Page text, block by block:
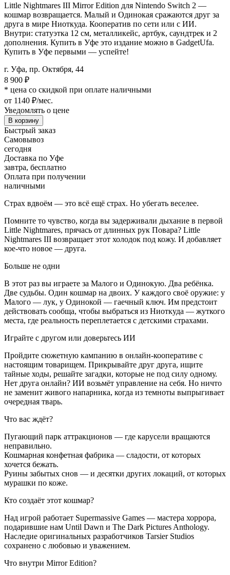
Little Nightmares III Mirror Edition для Nintendo Switch 2 —
кошмар возвращается. Малый и Одинокая сражаются друг за
друга в мире Ниоткуда. Кооператив по сети или с ИИ.
Внутри: статуэтка 12 см, металликейс, артбук, саундтрек и 2
дополнения. Купить в Уфе это издание можно в GadgetUfa.
Купить в Уфе первыми — успейте!
г. Уфа, пр. Октября, 44
8 900 ₽
* цена со скидкой при оплате наличными
от 1140 ₽/мес.
Уведомлять о цене
В корзину
Быстрый заказ
Самовывоз
сегодня
Доставка по Уфе
завтра, бесплатно
Оплата при получении
наличными
Страх вдвоём — это всё ещё страх. Но убегать веселее.
Помните то чувство, когда вы задерживали дыхание в первой
Little Nightmares, прячась от длинных рук Повара? Little
Nightmares III возвращает этот холодок под кожу. И добавляет
кое-что новое — друга.
Больше не одни
В этот раз вы играете за Малого и Одинокую. Два ребёнка.
Две судьбы. Один кошмар на двоих. У каждого своё оружие: у
Малого — лук, у Одинокой — гаечный ключ. Им предстоит
действовать сообща, чтобы выбраться из Ниоткуда — жуткого
места, где реальность переплетается с детскими страхами.
Играйте с другом или доверьтесь ИИ
Пройдите сюжетную кампанию в онлайн-кооперативе с
настоящим товарищем. Прикрывайте друг друга, ищите
тайные ходы, решайте загадки, которые не под силу одному.
Нет друга онлайн? ИИ возьмёт управление на себя. Но ничто
не заменит живого напарника, когда из темноты выпрыгивает
очередная тварь.
Что вас ждёт?
Пугающий парк аттракционов — где карусели вращаются
неправильно.
Кошмарная конфетная фабрика — сладости, от которых
хочется бежать.
Руины забытых снов — и десятки других локаций, от которых
мурашки по коже.
Кто создаёт этот кошмар?
Над игрой работает Supermassive Games — мастера хоррора,
подарившие нам Until Dawn и The Dark Pictures Anthology.
Наследие оригинальных разработчиков Tarsier Studios
сохранено с любовью и уважением.
Что внутри Mirror Edition?